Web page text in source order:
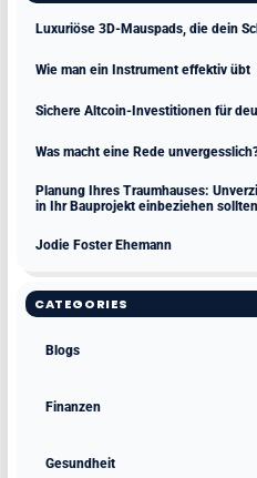
Luxuriöse 3D-Mauspads, die dein
Wie man ein Instrument effektiv übt
Sichere Altcoin-Investitionen für
Was macht eine Rede
Planung Ihres Traumhauses:
in Ihr Bauprojekt einbeziehen sollten
Jodie Foster Ehemann
CATEGORIES
Blogs
Finanzen
Gesundheit